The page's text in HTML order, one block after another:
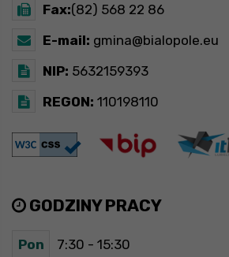
Fax:(82) 568 22 86
E-mail: gmina@bialopole.eu
NIP: 5632159393
REGON: 110198110
GODZINY PRACY
Pon 7:30 - 15:30